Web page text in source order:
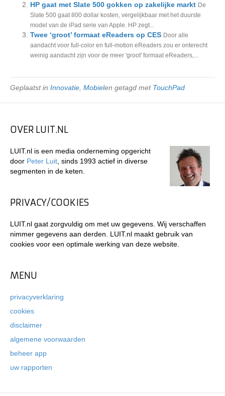
HP gaat met Slate 500 gokken op zakelijke markt De
Slate 500 gaat 800 dollar kosten, vergelijkbaar met het duurste
model van de iPad serie van Apple. HP zegt...
Twee ‘groot’ formaat eReaders op CES Door alle
aandacht voor full-color en full-motion eReaders zou er onterecht
weinig aandacht zijn voor de meer 'groot' formaat eReaders,...
Geplaatst in Innovatie Mobielen getagd met TouchPad
OVER LUIT.NL
LUIT.nl is een media onderneming opgericht
door Peter Luit , sinds 1993 actief in diverse
segmenten in de keten.
PRIVACY/COOKIES
LUIT.nl gaat zorgvuldig om met uw gegevens. Wij verschaffen
nimmer gegevens aan derden. LUIT.nl maakt gebruik van
cookies voor een optimale werking van deze website.
MENU
privacyverklaring
cookies
disclaimer
algemene voorwaarden
beheer app
uw rapporten